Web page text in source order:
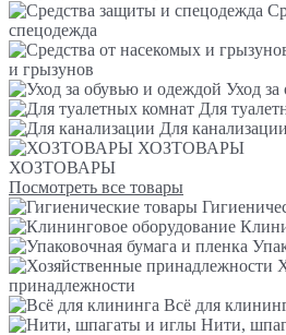
спецодежда
и грызунов
Уход
Для
Для канализации
ХОЗТОВАРЫ
ХОЗТОВАРЫ
Посмотреть все товары
принадлежности
Всё для
Нити,